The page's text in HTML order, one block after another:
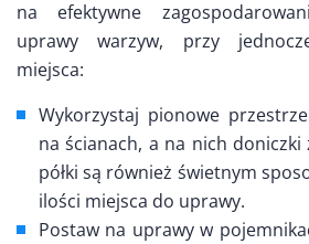
na efektywne
uprawy warzyw, przy
miejsca:
Wykorzystaj pionowe
na ścianach, a na nich doniczki
półki są również świetnym
ilości miejsca do uprawy.
Postaw na uprawy w